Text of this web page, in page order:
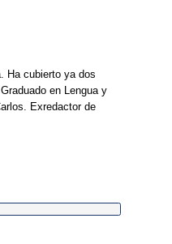
Ha cubierto ya dos
en Lengua y
Exredactor de